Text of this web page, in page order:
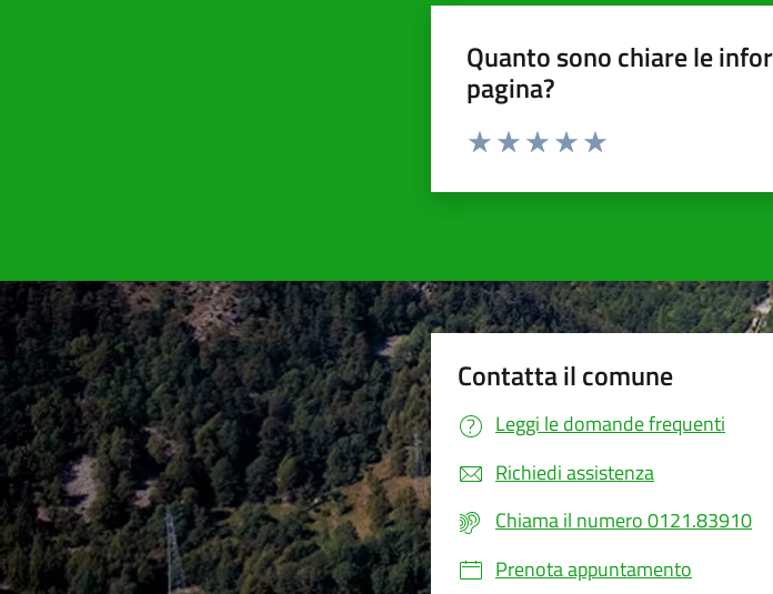
Quanto sono chiare le
pagina?
Valuta da 1 a 5 stelle la pagina
Contatta il comune
Leggi le domande frequenti
Richiedi assistenza
Chiama il numero 0121.83910
Prenota appuntamento